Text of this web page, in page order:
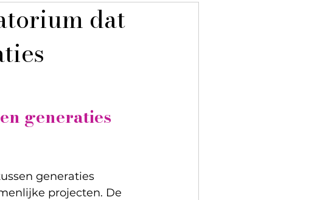
dat
generaties
generaties
projecten. De